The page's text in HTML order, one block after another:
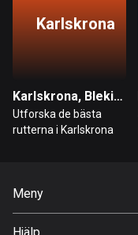
Indonesien
2292 rutter
Iran
Karlskrona
Karlskrona, Blekinge län
Utforska de bästa
rutterna i Karlskrona
Meny